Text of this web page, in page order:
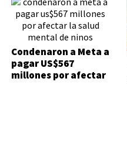
Condenaron a Meta a
pagar US$567
millones por afectar